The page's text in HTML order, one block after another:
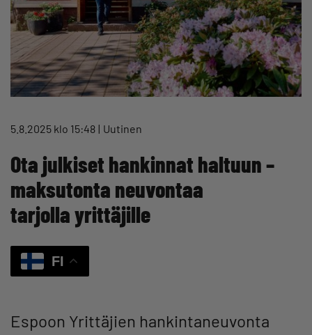
5.8.2025 klo 15:48 Uutinen
Ota julkiset hankinnat haltuun –
maksutonta neuvontaa
tarjolla yrittäjille
FI
Espoon Yrittäjien hankintaneuvonta